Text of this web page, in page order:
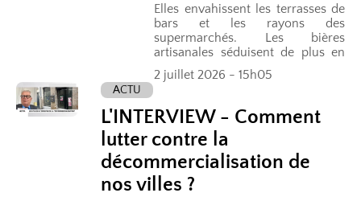
Elles envahissent les terrasses de
bars et les rayons des
supermarchés. Les bières
artisanales séduisent de plus en
plus. Pour la toute première fois,
les Français ont même consommé
2 juillet 2026 - 15h05
ACTU
L'INTERVIEW - Comment
lutter contre la
décommercialisation de
nos villes ?